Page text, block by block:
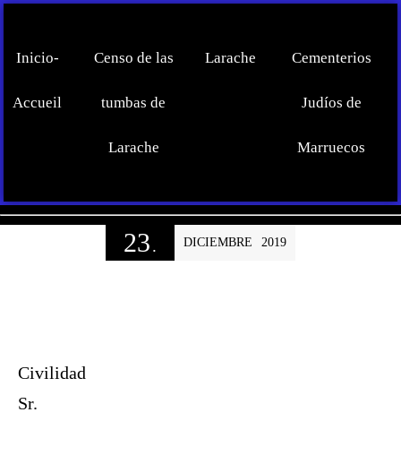
Inicio-
Accueil
Censo de las
tumbas de
Larache
Larache Cementerios
Judíos de
Marruecos
23. DICIEMBRE 2019
Civilidad
Sr.